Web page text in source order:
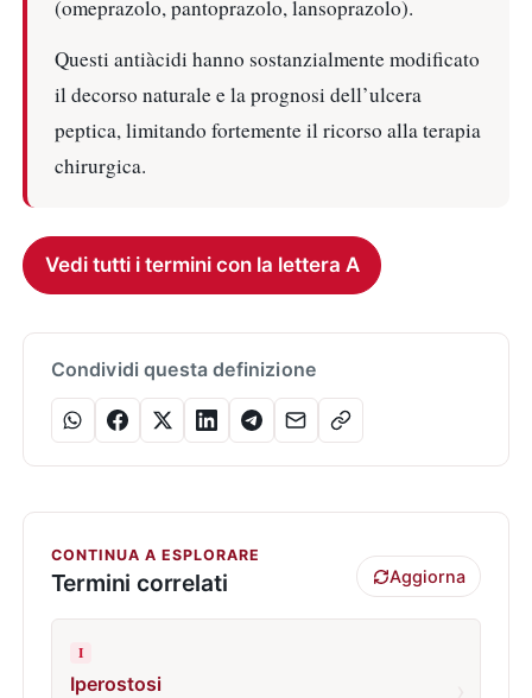
(omeprazolo, pantoprazolo, lansoprazolo).
Questi antiàcidi hanno sostanzialmente modificato
il decorso naturale e la prognosi dell’ulcera
peptica, limitando fortemente il ricorso alla terapia
chirurgica.
Vedi tutti i termini con la lettera A
Condividi questa definizione
CONTINUA A ESPLORARE
Termini correlati Aggiorna
I
Iperostosi